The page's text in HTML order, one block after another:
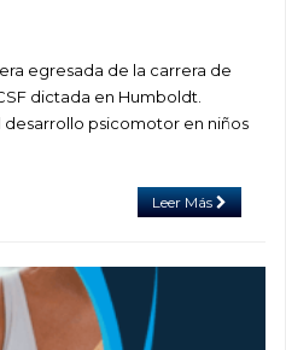
egresada de la carrera de
dictada en Humboldt.
psicomotor en niños
Leer Más